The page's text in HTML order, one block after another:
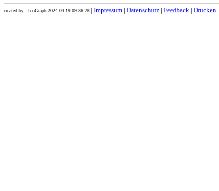
created by _LeoGraph 2024-04-19 09:36:28 Impressum Datenschutz Feedback Drucken